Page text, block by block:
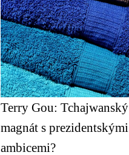
Terry Gou: Tchajwanský
magnát s prezidentskými
ambicemi?